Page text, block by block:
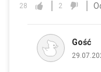
28 2
Gość